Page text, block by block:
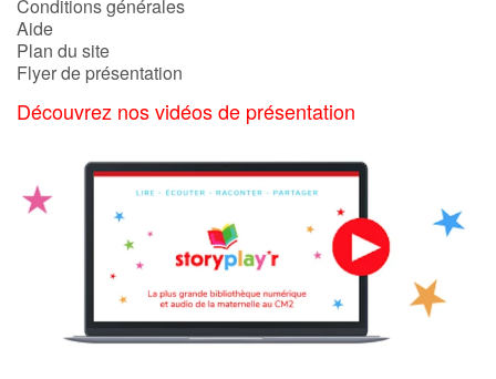
Conditions générales
Aide
Plan du site
Flyer de présentation
Découvrez nos vidéos de présentation